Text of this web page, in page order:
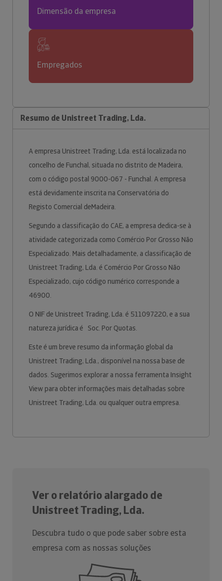
Dimensão da empresa
Empregados
Resumo de Unistreet Trading, Lda.
A empresa Unistreet Trading, Lda. está localizada no
concelho de Funchal, situada no distrito de Madeira,
com o código postal 9000-067 - Funchal. A empresa
está devidamente inscrita na Conservatória do
Registo Comercial deMadeira.
Segundo a classificação do CAE, a empresa dedica-se à
atividade categorizada como Comércio Por Grosso Não
Especializado. Mais detalhadamente, a classificação de
Unistreet Trading, Lda. é Comércio Por Grosso Não
Especializado, cujo código numérico corresponde a
46900.
O NIF de Unistreet Trading, Lda. é 511097220, e a sua
natureza jurídica é Soc. Por Quotas.
Este é um breve resumo da informação global da
Unistreet Trading, Lda., disponível na nossa base de
dados. Sugerimos explorar a nossa ferramenta Insight
View para obter informações mais detalhadas sobre
Unistreet Trading, Lda. ou qualquer outra empresa.
Ver o relatório alargado de
Unistreet Trading, Lda.
Descubra tudo o que pode saber sobre esta
empresa com as nossas soluções